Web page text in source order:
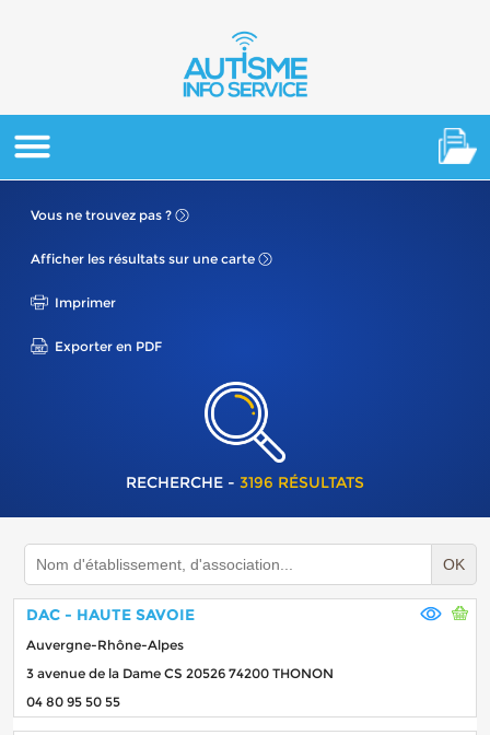
Vous ne trouvez pas ?
Afficher les résultats sur une carte
Imprimer
Exporter en PDF
RECHERCHE - 3196 RÉSULTATS
OK
DAC - HAUTE SAVOIE
Auvergne-Rhône-Alpes
3 avenue de la Dame CS 20526 74200 THONON
04 80 95 50 55